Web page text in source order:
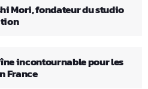
Mori, fondateur du studio
incontournable pour les
France